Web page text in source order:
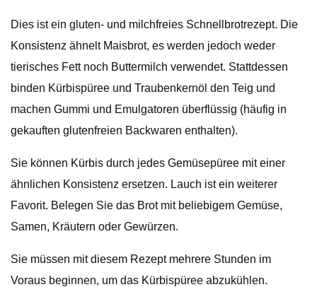
Dies ist ein gluten- und milchfreies Schnellbrotrezept. Die
Konsistenz ähnelt Maisbrot, es werden jedoch weder
tierisches Fett noch Buttermilch verwendet. Stattdessen
binden Kürbispüree und Traubenkernöl den Teig und
machen Gummi und Emulgatoren überflüssig (häufig in
gekauften glutenfreien Backwaren enthalten).
Sie können Kürbis durch jedes Gemüsepüree mit einer
ähnlichen Konsistenz ersetzen. Lauch ist ein weiterer
Favorit. Belegen Sie das Brot mit beliebigem Gemüse,
Samen, Kräutern oder Gewürzen.
Sie müssen mit diesem Rezept mehrere Stunden im
Voraus beginnen, um das Kürbispüree abzukühlen.